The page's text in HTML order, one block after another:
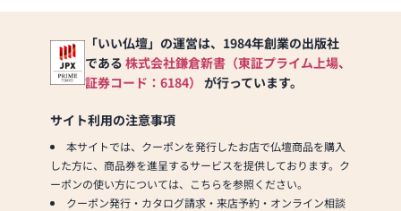
「いい仏壇」の運営は、1984年創業の出版社
である 株式会社鎌倉新書（東証プライム上場、
証券コード：6184） が行っています。
サイト利用の注意事項
本サイトでは、クーポンを発行したお店で仏壇商品を購入
した方に、商品券を進呈するサービスを提供しております。ク
ーポンの使い方については、こちらを参照ください。
クーポン発行・カタログ請求・来店予約・オンライン相談